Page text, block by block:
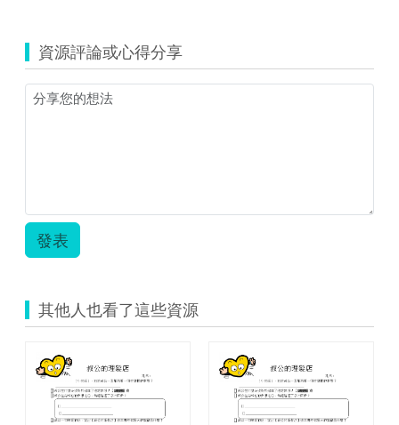
資源評論或心得分享
發表
其他人也看了這些資源